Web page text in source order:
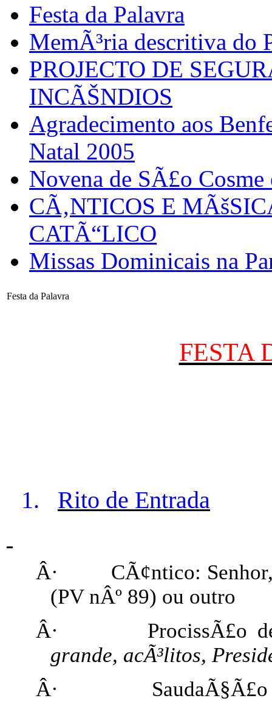
Festa da Palavra
MemÃ³ria descritiva do
PROJECTO DE
INCÃŠNDIOS
Agradecimento aos
Natal 2005
Novena de SÃ£o
CÃ‚NTICOS E
CATÃ“LICO
Missas Dominicais na
Festa da Palavra
FESTA
1. Rito de Entrada
Â·
CÃ¢ntico:
(PV nÂº 89) ou outro
Â·
ProcissÃ£o
grande, acÃ³litos,
Â·